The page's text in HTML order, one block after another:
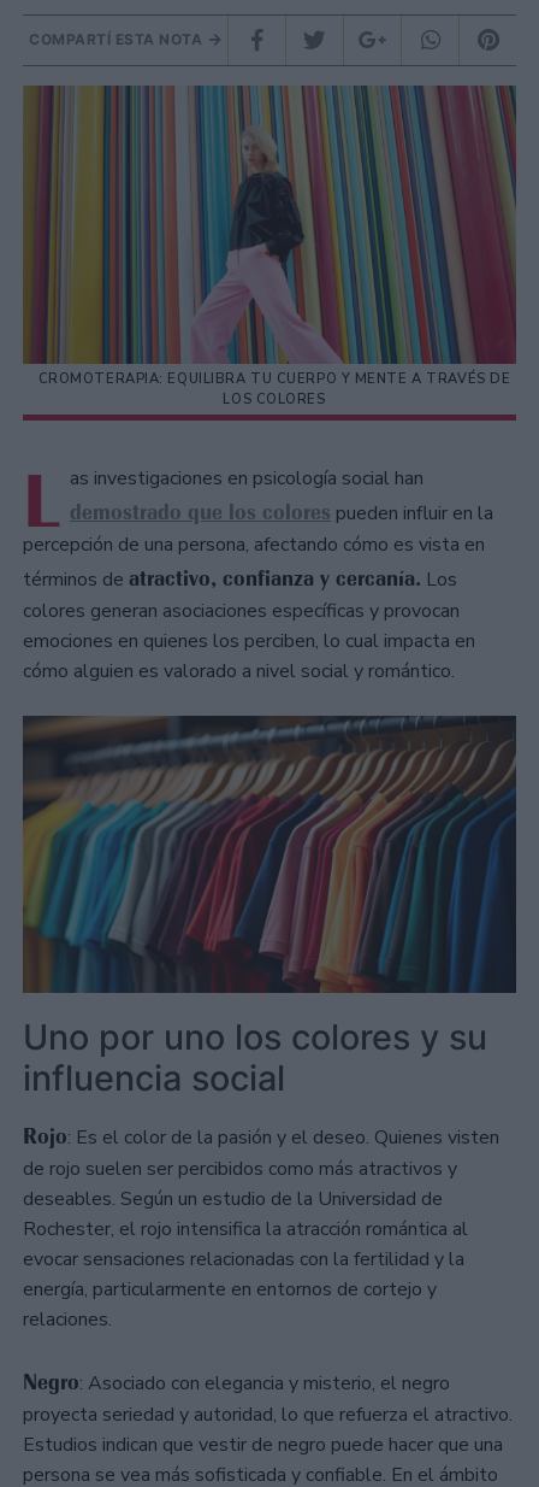
COMPARTÍ ESTA NOTA
CROMOTERAPIA: EQUILIBRA TU CUERPO Y MENTE A TRAVÉS DE
LOS COLORES
L as investigaciones en psicología social han
demostrado que los colores pueden influir en la
percepción de una persona, afectando cómo es vista en
términos de atractivo, confianza y cercanía. Los
colores generan asociaciones específicas y provocan
emociones en quienes los perciben, lo cual impacta en
cómo alguien es valorado a nivel social y romántico.
Uno por uno los colores y su
influencia social
Rojo: Es el color de la pasión y el deseo. Quienes visten
de rojo suelen ser percibidos como más atractivos y
deseables. Según un estudio de la Universidad de
Rochester, el rojo intensifica la atracción romántica al
evocar sensaciones relacionadas con la fertilidad y la
energía, particularmente en entornos de cortejo y
relaciones.
Negro: Asociado con elegancia y misterio, el negro
proyecta seriedad y autoridad, lo que refuerza el atractivo.
Estudios indican que vestir de negro puede hacer que una
persona se vea más sofisticada y confiable. En el ámbito